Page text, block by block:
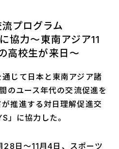
プログラム
協力～東南アジア11
高校生が来日～
じて日本と東南アジア諸
のユース年代の交流促進を
推進する対日理解促進交
」に協力した。
日～11月4日、スポーツ